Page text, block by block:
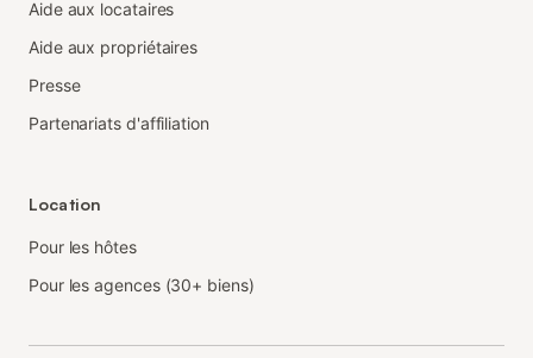
Aide aux locataires
Aide aux propriétaires
Presse
Partenariats d'affiliation
Location
Pour les hôtes
Pour les agences (30+ biens)